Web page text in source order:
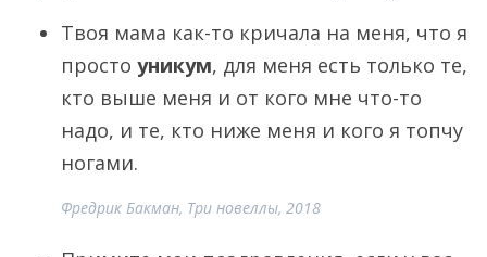
Твоя мама как-то кричала на меня, что я
просто уникум, для меня есть только те,
кто выше меня и от кого мне что-то
надо, и те, кто ниже меня и кого я топчу
ногами.
Фредрик Бакман, Три новеллы, 2018